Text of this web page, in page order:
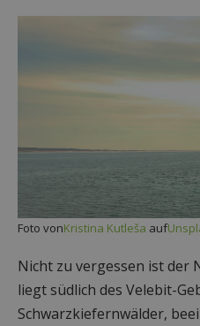
Foto vonKristina Kutleša auf
Nicht zu vergessen ist der
liegt südlich des Velebit-
Schwarzkiefernwälder,